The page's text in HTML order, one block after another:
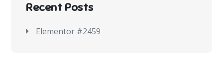
Recent Posts
Elementor #2459